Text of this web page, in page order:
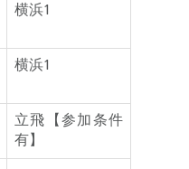
横浜1
横浜1
立飛【参加条件
有】